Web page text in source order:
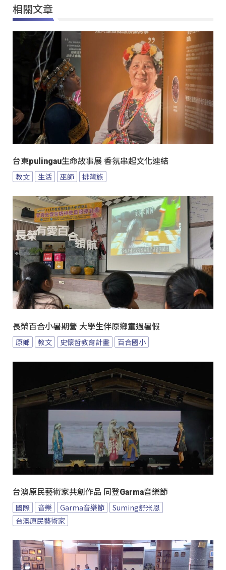
相關文章
台東pulingau生命故事展 香氛串起文化連結
教文 生活 巫師 排灣族
長榮百合小暑期營 大學生伴原鄉童過暑假
原鄉 教文 史懷哲教育計畫 百合國小
台澳原民藝術家共創作品 同登Garma音樂節
國際 音樂 Garma音樂節
Suming舒米恩
台澳原民藝術家